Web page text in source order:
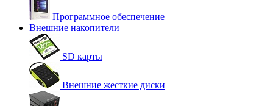
Программное обеспечение
Внешние накопители
SD карты
Внешние жесткие диски